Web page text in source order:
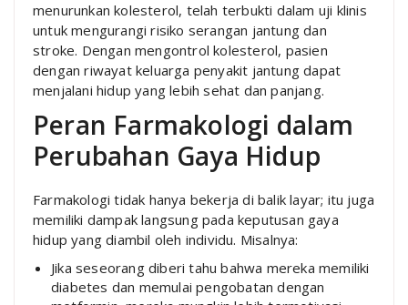
menurunkan kolesterol, telah terbukti dalam uji klinis
untuk mengurangi risiko serangan jantung dan
stroke. Dengan mengontrol kolesterol, pasien
dengan riwayat keluarga penyakit jantung dapat
menjalani hidup yang lebih sehat dan panjang.
Peran Farmakologi dalam
Perubahan Gaya Hidup
Farmakologi tidak hanya bekerja di balik layar; itu juga
memiliki dampak langsung pada keputusan gaya
hidup yang diambil oleh individu. Misalnya:
Jika seseorang diberi tahu bahwa mereka memiliki
diabetes dan memulai pengobatan dengan